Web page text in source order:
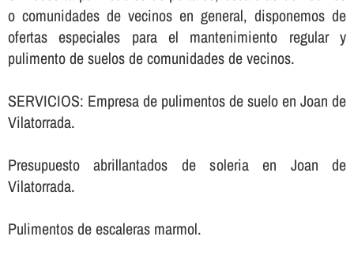
o comunidades de vecinos en general, disponemos de
ofertas especiales para el mantenimiento regular y
pulimento de suelos de comunidades de vecinos.
SERVICIOS: Empresa de pulimentos de suelo en Joan de
Vilatorrada.
Presupuesto abrillantados de soleria en Joan de
Vilatorrada.
Pulimentos de escaleras marmol.